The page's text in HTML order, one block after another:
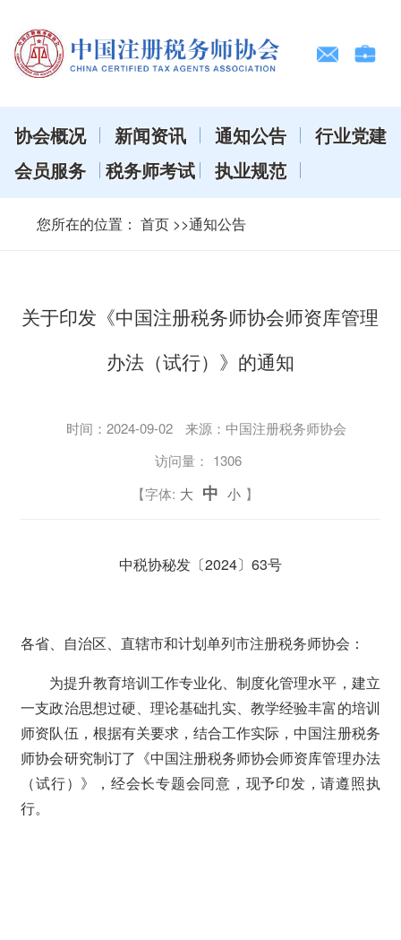
协会概况 新闻资讯 通知公告
行业党建
会员服务
税务师考试 执业规范
您所在的位置： 首页 >>通知公告
关于印发《中国注册税务师协会师资库管理
办法（试行）》的通知
时间：2024-09-02
来源：中国注册税务师协会
访问量： 1306
【字体: 大 中 小 】
中税协秘发〔2024〕63号
各省、自治区、直辖市和计划单列市注册税务师协会：
为提升教育培训工作专业化、制度化管理水平，建立
一支政治思想过硬、理论基础扎实、教学经验丰富的培训
师资队伍，根据有关要求，结合工作实际，中国注册税务
师协会研究制订了《中国注册税务师协会师资库管理办法
（试行）》，经会长专题会同意，现予印发，请遵照执
行。